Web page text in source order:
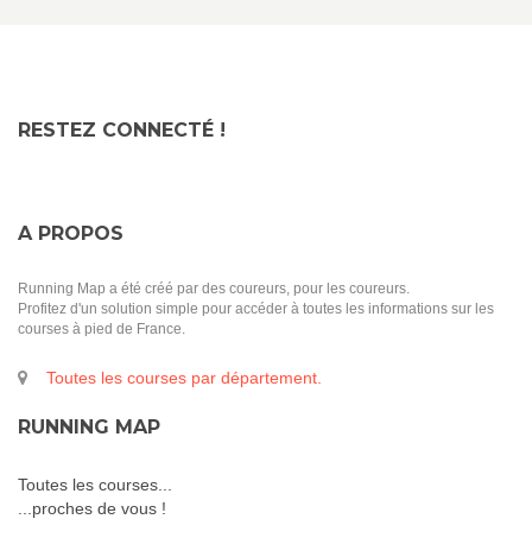
RESTEZ CONNECTÉ !
A PROPOS
Running Map a été créé par des coureurs, pour les coureurs.
Profitez d'un solution simple pour accéder à toutes les informations sur les
courses à pied de France.
Toutes les courses par département.
RUNNING MAP
Toutes les courses...
...proches de vous !